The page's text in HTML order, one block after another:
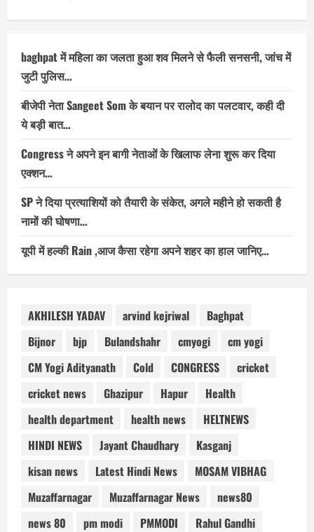
baghpat में महिला का जलता हुआ शव मिलने से फैली सनसनी, जांच में
जुटी पुलिस…
बीजेपी नेता Sangeet Som के बयान पर रालोद का पलटवार, कही दी
ये बड़ी बात…
Congress ने अपने इन बागी नेताओं के खिलाफ लेना शुरू कर दिया
एक्शन…
SP ने दिया प्रत्याशियों को तैयारी के संकेत, अगले महीने हो सकती है
नामों की घोषणा…
यूपी में हल्की Rain ,आज कैसा रहेगा अपने शहर का हाल जानिए…
AKHILESH YADAV arvind kejriwal
Baghpat
Bijnor
bjp Bulandshahr cmyogi
cm yogi
CM Yogi Adityanath
Cold CONGRESS
cricket
cricket news
Ghazipur Hapur
Health
health department
health news
HELTNEWS
HINDI NEWS
Jayant Chaudhary
Kasganj
kisan news
Latest Hindi News
MOSAM VIBHAG
Muzaffarnagar
Muzaffarnagar News
news80
news 80
pm modi PMMODI
Rahul Gandhi